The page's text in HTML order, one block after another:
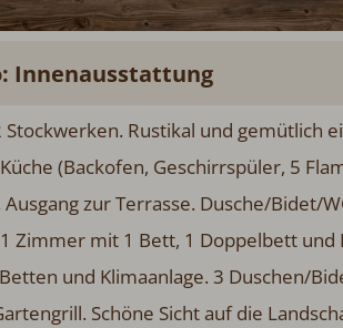
Innenausstattung
Rustikal und gemütlich
(Backofen, Geschirrspüler, 5
zur Terrasse. Dusche/Bidet/
Zimmer mit 1 Bett, 1 Doppelbett
und Klimaanlage. 3 Duschen/
Schöne Sicht auf die